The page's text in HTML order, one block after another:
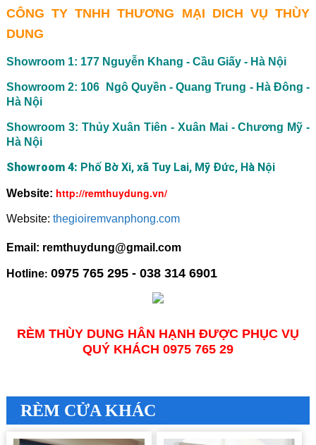
CÔNG TY TNHH THƯƠNG MẠI DICH VỤ THÙY
DUNG
Showroom 1: 177 Nguyễn Khang - Cầu Giấy - Hà Nội
Showroom 2: 106 Ngô Quyền - Quang Trung - Hà Đông -
Hà Nội
Showroom 3: Thủy Xuân Tiên - Xuân Mai - Chương Mỹ -
Hà Nội
Showroom 4: Phố Bờ Xi, xã Tuy Lai, Mỹ Đức, Hà Nội
Website: http://remthuydung.vn/
Website: thegioiremvanphong.com
Email: remthuydung@gmail.com
Hotline: 0975 765 295 - 038 314 6901
RÈM THÙY DUNG HÂN HẠNH ĐƯỢC PHỤC VỤ
QUÝ KHÁCH 0975 765 29
RÈM CỬA KHÁC